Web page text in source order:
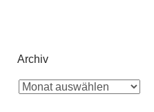
Archiv